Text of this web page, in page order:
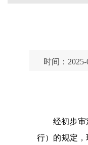
时间：2025-
经初步审
行）的规定